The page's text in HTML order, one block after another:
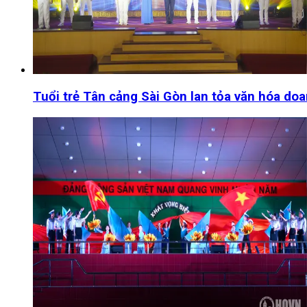
Tuổi trẻ Tân cảng Sài Gòn lan tỏa văn hóa